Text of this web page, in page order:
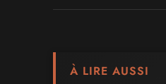
À LIRE AUSSI